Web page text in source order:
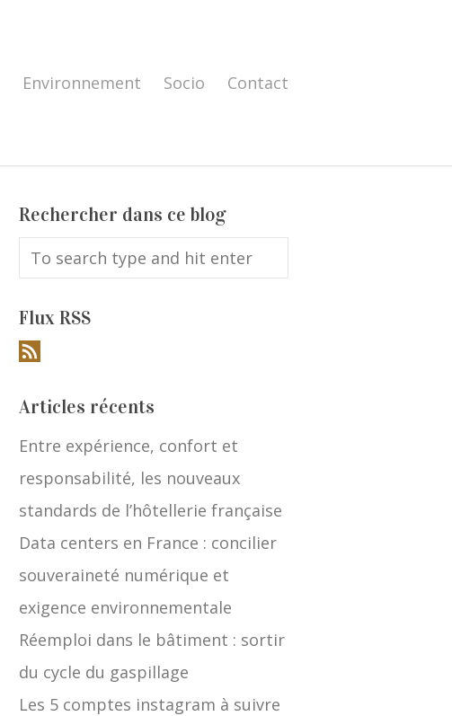
Environnement Socio Contact
Rechercher dans ce blog
Flux RSS
Articles récents
Entre expérience, confort et
responsabilité, les nouveaux
standards de l’hôtellerie française
Data centers en France : concilier
souveraineté numérique et
exigence environnementale
Réemploi dans le bâtiment : sortir
du cycle du gaspillage
Les 5 comptes instagram à suivre